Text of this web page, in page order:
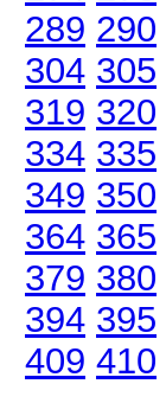
289 290
304 305
319 320
334 335
349 350
364 365
379 380
394 395
409 410